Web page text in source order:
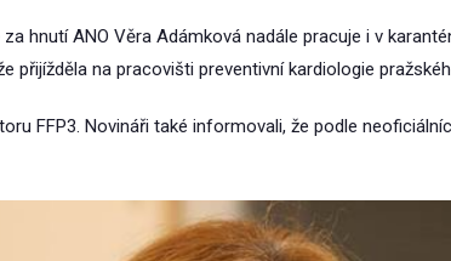
hnutí ANO Věra Adámková nadále pracuje i v
přijížděla na pracovišti preventivní kardiologie
FFP3. Novináři také informovali, že podle